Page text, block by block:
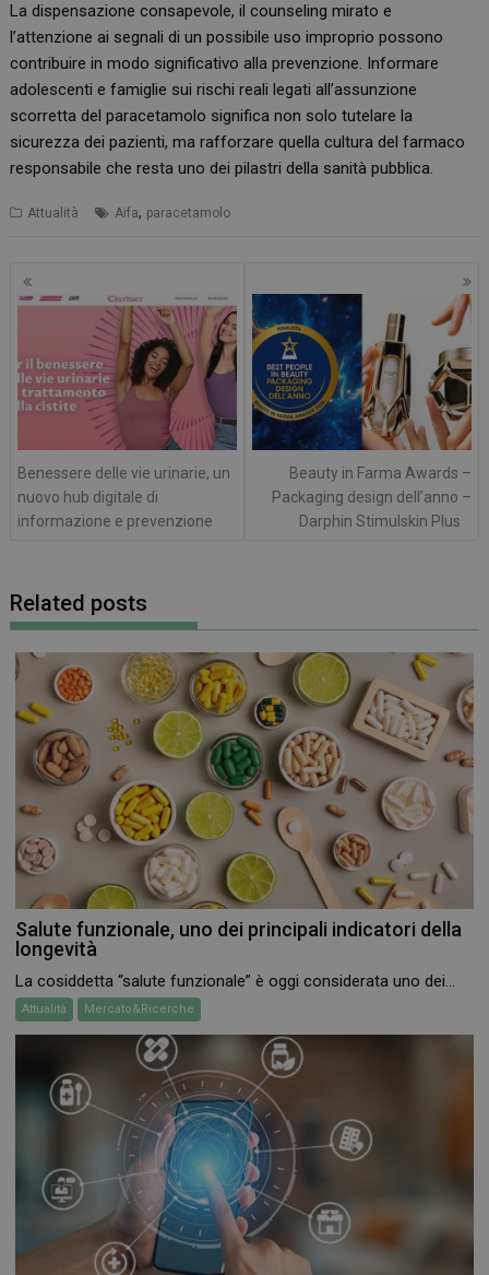
La dispensazione consapevole, il counseling mirato e
l’attenzione ai segnali di un possibile uso improprio possono
contribuire in modo significativo alla prevenzione. Informare
adolescenti e famiglie sui rischi reali legati all’assunzione
scorretta del paracetamolo significa non solo tutelare la
sicurezza dei pazienti, ma rafforzare quella cultura del farmaco
responsabile che resta uno dei pilastri della sanità pubblica.
Attualità Aifa, paracetamolo
Navigazione
articoli
Benessere delle vie urinarie, un
nuovo hub digitale di
informazione e prevenzione
Beauty in Farma Awards –
Packaging design dell’anno –
Darphin Stimulskin Plus
Related posts
Salute funzionale, uno dei principali indicatori della
longevità
La cosiddetta “salute funzionale” è oggi considerata uno dei...
Attualità Mercato&Ricerche